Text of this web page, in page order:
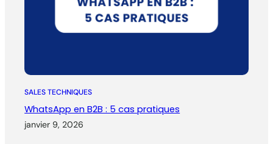
SALES TECHNIQUES
WhatsApp en B2B : 5 cas pratiques
janvier 9, 2026